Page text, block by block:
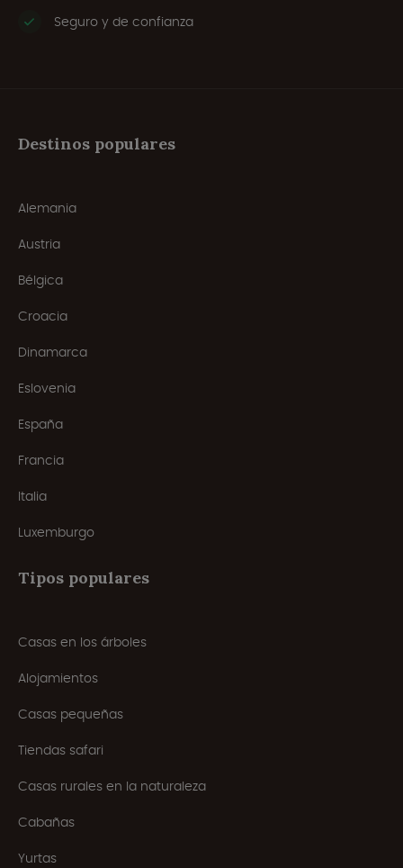
Seguro y de confianza
Destinos populares
Alemania
Austria
Bélgica
Croacia
Dinamarca
Eslovenia
España
Francia
Italia
Luxemburgo
Tipos populares
Casas en los árboles
Alojamientos
Casas pequeñas
Tiendas safari
Casas rurales en la naturaleza
Cabañas
Yurtas